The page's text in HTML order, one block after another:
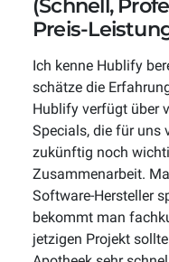
(Schnell,
Preis-
Ich kenne Hublify
schätze die
Hublify verfügt über
Specials, die für uns
zukünftig noch
Zusammenarbeit.
Software-Hersteller
bekommt man
jetzigen Projekt